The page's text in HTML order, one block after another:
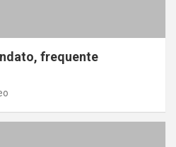
frequente